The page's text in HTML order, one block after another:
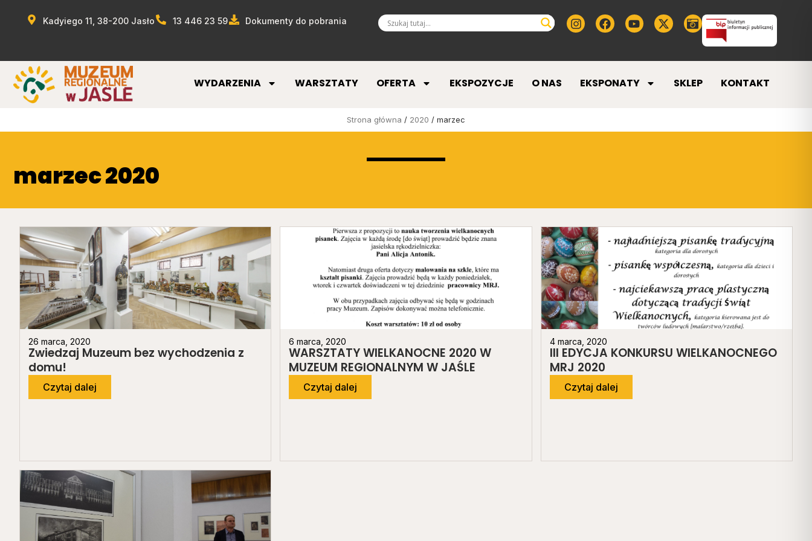
Kadyiego 11, 38-200 Jasło 13 446 23 59 Dokumenty do pobrania
WYDARZENIA WARSZTATY OFERTA EKSPOZYCJE O NAS EKSPONATY SKLEP KONTAKT
Strona główna / 2020 / marzec
marzec 2020
26 marca, 2020
Zwiedzaj Muzeum bez wychodzenia z
domu!
Czytaj dalej
6 marca, 2020
WARSZTATY WIELKANOCNE 2020 W
MUZEUM REGIONALNYM W JAŚLE
Czytaj dalej
4 marca, 2020
III EDYCJA KONKURSU WIELKANOCNEGO
MRJ 2020
Czytaj dalej